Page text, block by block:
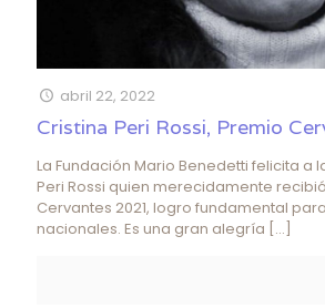
abril 22, 2022
Cristina Peri Rossi, Premio
La Fundación Mario Benedetti felicita a
Peri Rossi quien merecidamente
Cervantes 2021, logro fundamental
nacionales. Es una gran alegría […]